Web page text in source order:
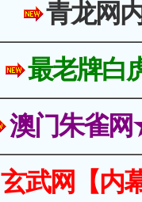
青龙网
最老牌白
澳门朱雀
玄武网【内